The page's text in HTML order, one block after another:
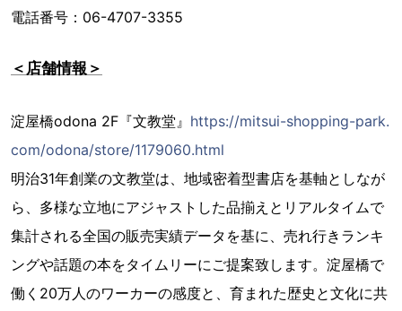
電話番号：06-4707-3355
＜店舗情報＞
淀屋橋odona 2F『文教堂』 https://mitsui-shopping-park.
com/odona/store/1179060.html
明治31年創業の文教堂は、地域密着型書店を基軸としなが
ら、多様な立地にアジャストした品揃えとリアルタイムで
集計される全国の販売実績データを基に、売れ行きランキ
ングや話題の本をタイムリーにご提案致します。淀屋橋で
働く20万人のワーカーの感度と、育まれた歴史と文化に共